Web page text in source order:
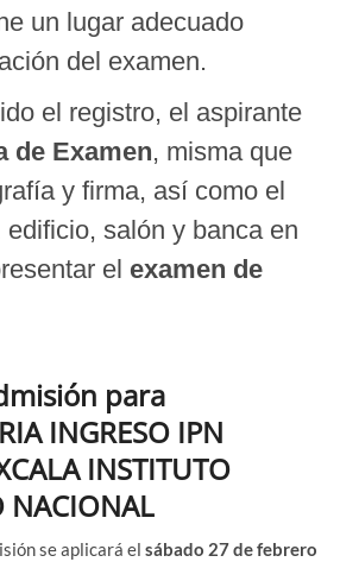
un lugar adecuado
del examen.
el registro, el aspirante
de Examen, misma que
y firma, así como el
salón y banca en
el examen de
para
INGRESO IPN
INSTITUTO
NACIONAL
se aplicará elsábado 27 de febrero